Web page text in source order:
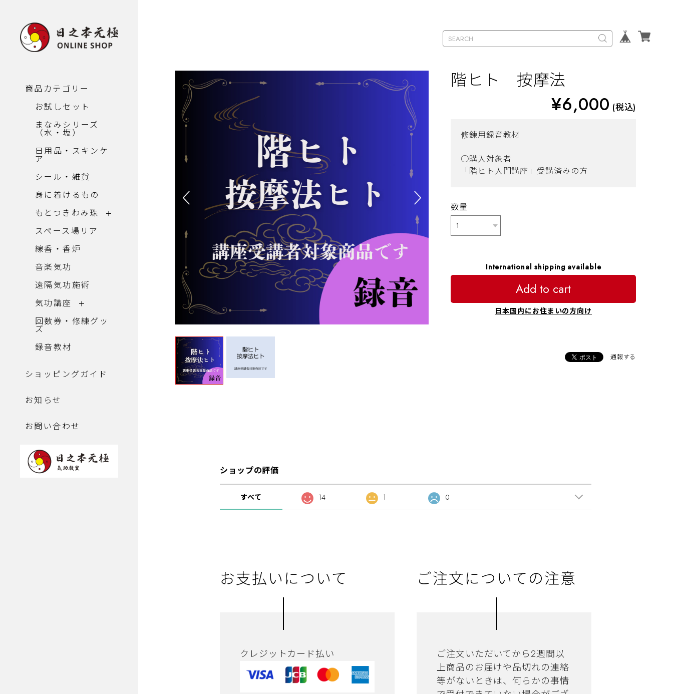
商品カテゴリー
お試しセット
まなみシリーズ
（水・塩）
日用品・スキンケ
ア
シール・雑貨
身に着けるもの
もとつきわみ珠
スペース場リア
線香・香炉
音楽気功
遠隔気功施術
気功講座
回数券・修練グッ
ズ
録音教材
ショッピングガイド
お知らせ
お問い合わせ
階ヒト 按摩法
¥6,000 (税込)
修錬用録音教材
○購入対象者
「階ヒト入門講座」受講済みの方
数量
International shipping available
Add to cart
日本国内にお住まいの方向け
通報する
ショップの評価
すべて 14 1 0
お支払いについて
クレジットカード払い
ご注文についての注意
ご注文いただいてから2週間以
上商品のお届けや品切れの連絡
等がないときは、何らかの事情